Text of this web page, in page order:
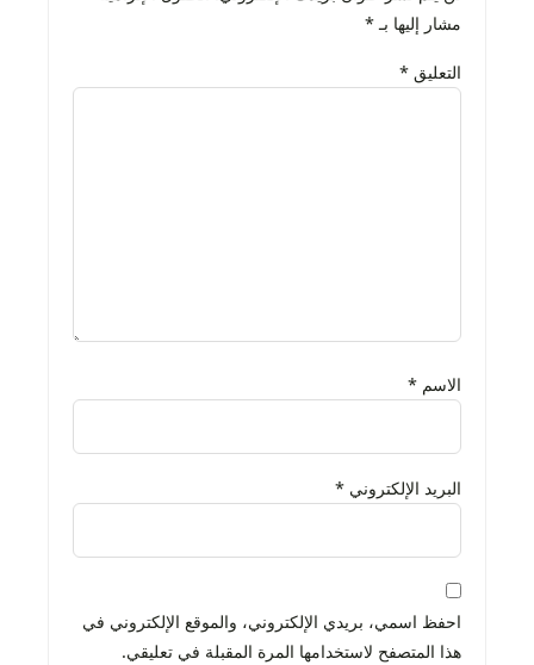
مشار إليها بـ*
التعليق *
الاسم *
البريد الإلكتروني *
احفظ اسمي، بريدي الإلكتروني، والموقع الإلكتروني في
هذا المتصفح لاستخدامها المرة المقبلة في تعليقي.